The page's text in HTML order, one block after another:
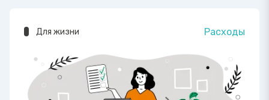
Для жизни Расходы